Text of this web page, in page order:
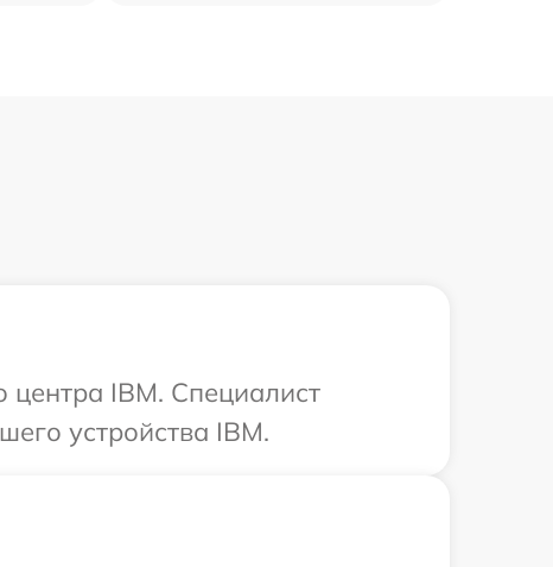
центра IBM. Специалист
устройства IBM.